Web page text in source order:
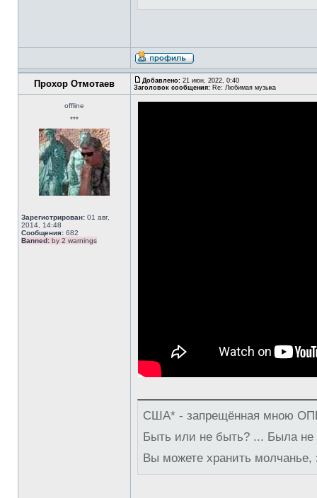
Прохор Отмотаев Добавлено: 21 июн, 2022, 0:40
Заголовок сообщения: Re: Любимая музыка
offline
***
Зарегистрирован: 01 авг,
2014, 14:48
Сообщения: 682
Banned: by 2 warnings
США* - запрещённая мною
Быть или не быть? ... Была
Вы можете хранить молчанье,